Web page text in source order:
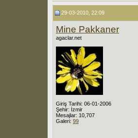
29-03-2010, 22:09
Mine Pakkaner
agaclar.net
Giriş Tarihi: 06-01-2006
Şehir: İzmir
Mesajlar: 10,707
Galeri: 99